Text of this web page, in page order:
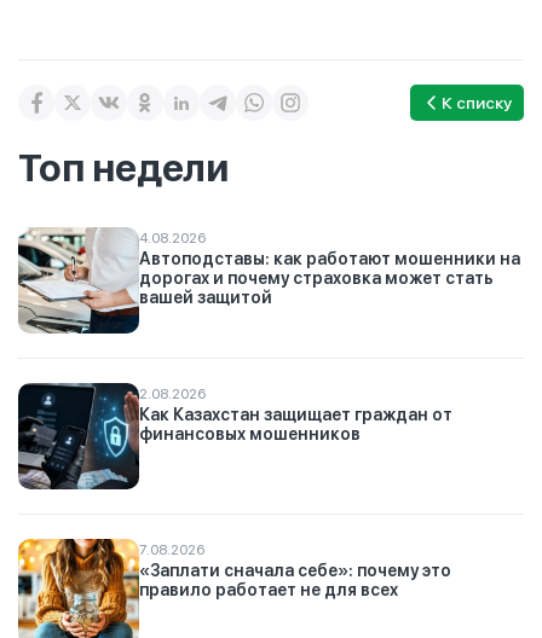
К списку
Топ недели
4.08.2026
Автоподставы: как работают мошенники на
дорогах и почему страховка может стать
вашей защитой
2.08.2026
Как Казахстан защищает граждан от
финансовых мошенников
7.08.2026
«Заплати сначала себе»: почему это
правило работает не для всех